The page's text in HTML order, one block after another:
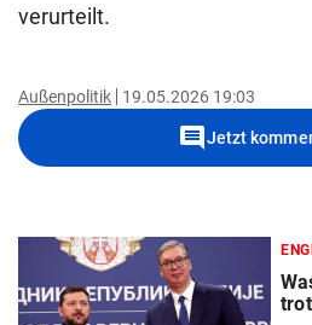
verurteilt.
Außenpolitik 19.05.2026 19:03
commentJetzt